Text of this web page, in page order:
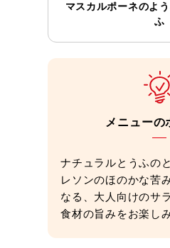
マスカルポーネのよ
ふ
メニューの
ナチュラルとうふの
レソンのほのかな苦
なる、大人向けのサ
食材の旨みをお楽し